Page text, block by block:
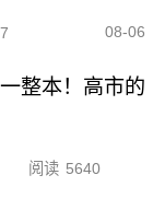
08-06
整本！高市的
阅读 5640